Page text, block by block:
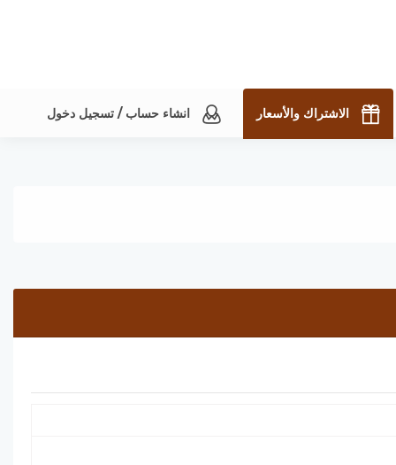
الاشتراك والأسعار انشاء حساب / تسجيل دخول